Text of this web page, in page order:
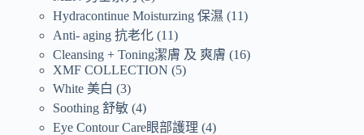
Hydracontinue Moisturzing 保濕
11
Anti- aging 抗老化 11
Cleansing + Toning潔膚 及 爽膚
16
XMF COLLECTION
5
White 美白
3
Soothing 舒敏 4
Eye Contour Care眼部護理 4